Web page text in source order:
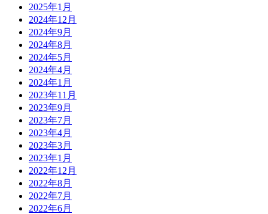
2025年1月
2024年12月
2024年9月
2024年8月
2024年5月
2024年4月
2024年1月
2023年11月
2023年9月
2023年7月
2023年4月
2023年3月
2023年1月
2022年12月
2022年8月
2022年7月
2022年6月